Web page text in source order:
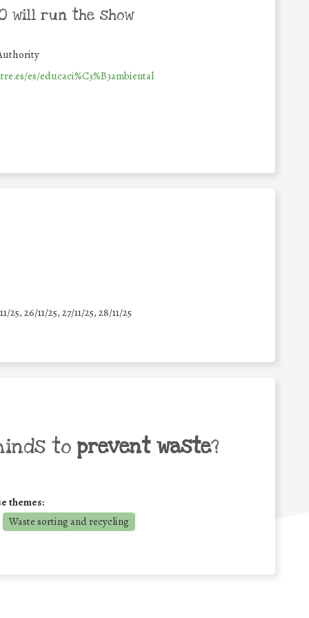
will run the show
es/educaci%C3%B3ambiental
25, 26/11/25, 27/11/25, 28/11/25
to prevent waste?
themes:
Waste sorting and recycling